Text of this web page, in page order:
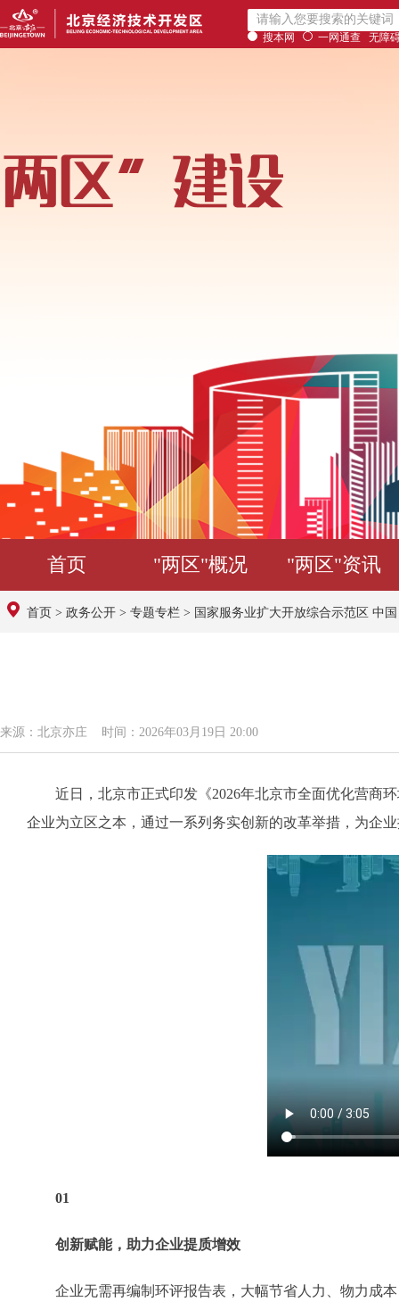
搜本网 一网通查 无障
首页 "两区"概况 "两区"资讯
首页 > 政务公开 > 专题专栏 > 国家服务业扩大开放综合示范区 中
来源：北京亦庄 时间：2026年03月19日 20:00
近日，北京市正式印发《2026年北京市全面优化营商环
企业为立区之本，通过一系列务实创新的改革举措，为企
01
创新赋能，助力企业提质增效
企业无需再编制环评报告表，大幅节省人力、物力成本